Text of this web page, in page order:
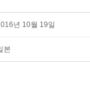
년 10월 19일
본